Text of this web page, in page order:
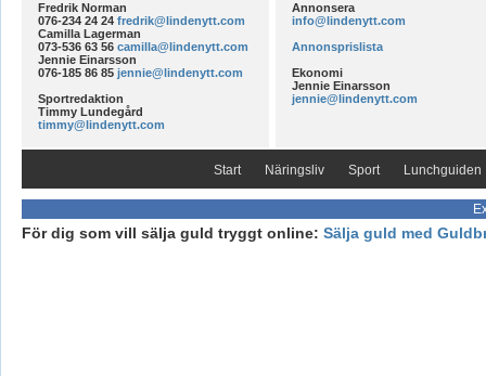
Fredrik Norman
076-234 24 24 fredrik@lindenytt.com
Camilla Lagerman
073-536 63 56 camilla@lindenytt.com
Jennie Einarsson
076-185 86 85 jennie@lindenytt.com
Sportredaktion
Timmy Lundegård
timmy@lindenytt.com
Annonsera
info@lindenytt.com
Annonsprislista
Ekonomi
Jennie Einarsson
jennie@lindenytt.com
Start Näringsliv Sport Lunchguiden
För dig som vill sälja guld tryggt online: Sälja guld med